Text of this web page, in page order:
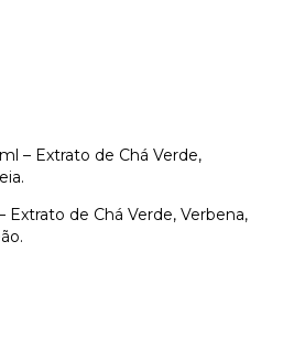
– Extrato de Chá Verde,
Extrato de Chá Verde, Verbena,